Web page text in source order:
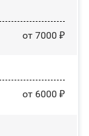
от 7000 ₽
от 6000 ₽